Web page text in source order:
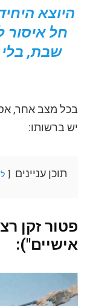
היוצא
חל איסור
שבת,
בכל מצב אחר,
יש ברשותו:
תוכן עניינים
פטור זקן
אישיים"):